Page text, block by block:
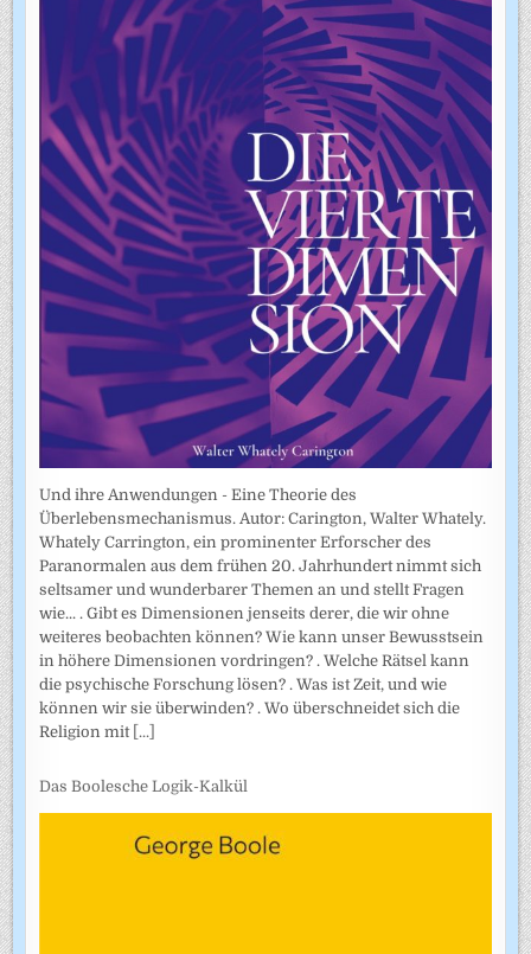
Und ihre Anwendungen - Eine Theorie des
Überlebensmechanismus. Autor: Carington, Walter Whately.
Whately Carrington, ein prominenter Erforscher des
Paranormalen aus dem frühen 20. Jahrhundert nimmt sich
seltsamer und wunderbarer Themen an und stellt Fragen
wie... . Gibt es Dimensionen jenseits derer, die wir ohne
weiteres beobachten können? Wie kann unser Bewusstsein
in höhere Dimensionen vordringen? . Welche Rätsel kann
die psychische Forschung lösen? . Was ist Zeit, und wie
können wir sie überwinden? . Wo überschneidet sich die
Religion mit [...]
Das Boolesche Logik-Kalkül